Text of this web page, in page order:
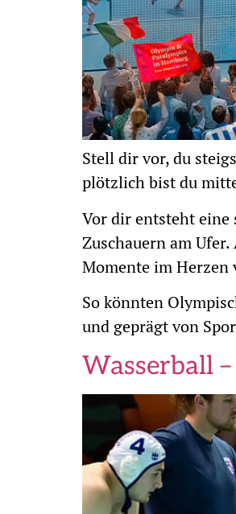
Stell dir vor, du
plötzlich bist du
Vor dir entsteht eine
Zuschauern am
Momente im Herzen
So könnten
und geprägt von
Wasserball